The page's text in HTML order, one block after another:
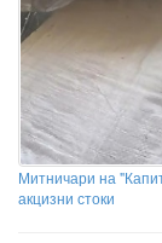
Митничари на
акцизни стоки